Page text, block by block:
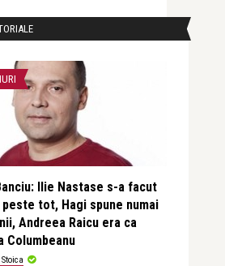
Ilie Nastase s-a facut
peste tot, Hagi spune numai
Andreea Raicu era ca
Columbeanu